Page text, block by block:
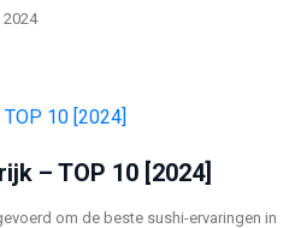
– TOP 10 [2024]
om de beste sushi-ervaringen in